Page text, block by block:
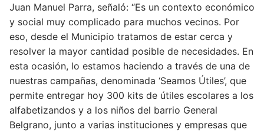
Juan Manuel Parra, señaló: “Es un contexto económico
y social muy complicado para muchos vecinos. Por
eso, desde el Municipio tratamos de estar cerca y
resolver la mayor cantidad posible de necesidades. En
esta ocasión, lo estamos haciendo a través de una de
nuestras campañas, denominada ‘Seamos Útiles’, que
permite entregar hoy 300 kits de útiles escolares a los
alfabetizandos y a los niños del barrio General
Belgrano, junto a varias instituciones y empresas que